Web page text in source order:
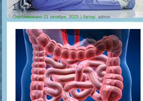
1
Опубликовано 21 октября, 2015|Автор: admin